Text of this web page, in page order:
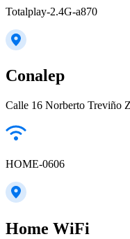
Totalplay-2.4G-a870
Conalep
Calle 16 Norberto Treviño
HOME-0606
Home WiFi